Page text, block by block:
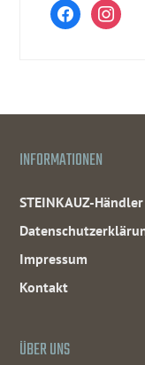
facebookinstagram
INFORMATIONEN
STEINKAUZ-Händler
Impressum
Kontakt
ÜBER UNS